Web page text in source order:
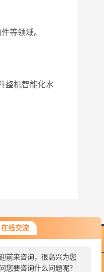
在线交流
前来咨询，很高兴为您
您要咨询什么问题呢？
等领域。
整机智能化水